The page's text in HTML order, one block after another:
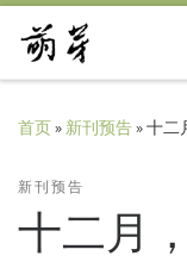
Skip to content
首页» 新刊预告»十二
新刊预告
十二月